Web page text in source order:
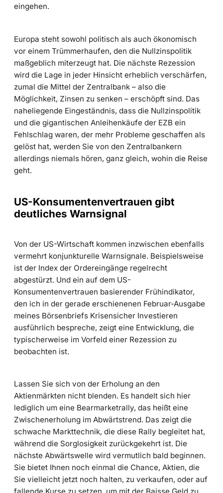
eingehen.
Europa steht sowohl politisch als auch ökonomisch
vor einem Trümmerhaufen, den die Nullzinspolitik
maßgeblich miterzeugt hat. Die nächste Rezession
wird die Lage in jeder Hinsicht erheblich verschärfen,
zumal die Mittel der Zentralbank – also die
Möglichkeit, Zinsen zu senken – erschöpft sind. Das
naheliegende Eingeständnis, dass die Nullzinspolitik
und die gigantischen Anleihenkäufe der EZB ein
Fehlschlag waren, der mehr Probleme geschaffen als
gelöst hat, werden Sie von den Zentralbankern
allerdings niemals hören, ganz gleich, wohin die Reise
geht.
US-Konsumentenvertrauen gibt
deutliches Warnsignal
Von der US-Wirtschaft kommen inzwischen ebenfalls
vermehrt konjunkturelle Warnsignale. Beispielsweise
ist der Index der Ordereingänge regelrecht
abgestürzt. Und ein auf dem US-
Konsumentenvertrauen basierender Frühindikator,
den ich in der gerade erschienenen Februar-Ausgabe
meines Börsenbriefs Krisensicher Investieren
ausführlich bespreche, zeigt eine Entwicklung, die
typischerweise im Vorfeld einer Rezession zu
beobachten ist.
Lassen Sie sich von der Erholung an den
Aktienmärkten nicht blenden. Es handelt sich hier
lediglich um eine Bearmarketrally, das heißt eine
Zwischenerholung im Abwärtstrend. Das zeigt die
schwache Markttechnik, die diese Rally begleitet hat,
während die Sorglosigkeit zurückgekehrt ist. Die
nächste Abwärtswelle wird vermutlich bald beginnen.
Sie bietet Ihnen noch einmal die Chance, Aktien, die
Sie vielleicht jetzt noch halten, zu verkaufen, oder auf